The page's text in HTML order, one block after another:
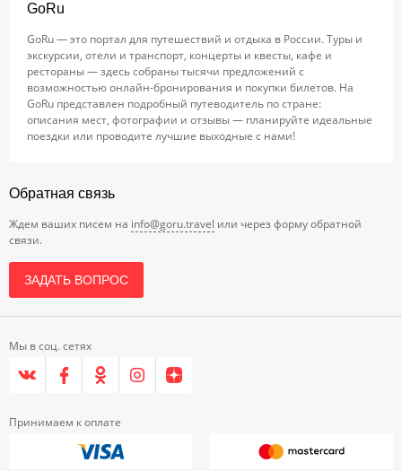
GoRu
GoRu — это портал для путешествий и отдыха в России. Туры и
экскурсии, отели и транспорт, концерты и квесты, кафе и
рестораны — здесь собраны тысячи предложений с
возможностью онлайн-бронирования и покупки билетов. На
GoRu представлен подробный путеводитель по стране:
описания мест, фотографии и отзывы — планируйте идеальные
поездки или проводите лучшие выходные с нами!
Обратная связь
Ждем ваших писем на info@goru.travel или через форму обратной
связи.
ЗАДАТЬ ВОПРОС
Мы в соц. сетях
Принимаем к оплате